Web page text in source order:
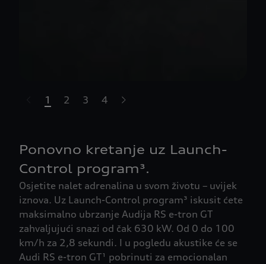
highlights.skipLinkText__
1 2 3 4
Ponovno kretanje uz Launch-
Control program³.
Osjetite nalet adrenalina u svom životu – uvijek
iznova. Uz Launch-Control program³ iskusit ćete
maksimalno ubrzanje Audija RS e-tron GT
zahvaljujući snazi od čak 630 kW. Od 0 do 100
km/h za 2,8 sekundi. I u pogledu akustike će se
Audi RS e-tron GT¹ pobrinuti za emocionalan